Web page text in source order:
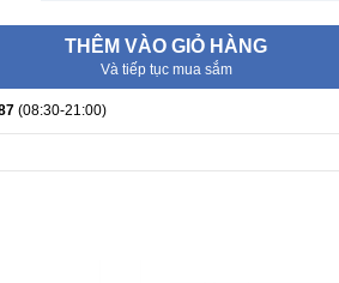
THÊM VÀO GIỎ HÀNG
Và tiếp tục mua sắm
(08:30-21:00)